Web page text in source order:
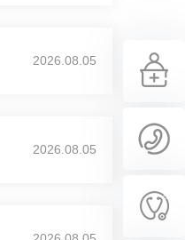
2026.08.05
2026.08.05